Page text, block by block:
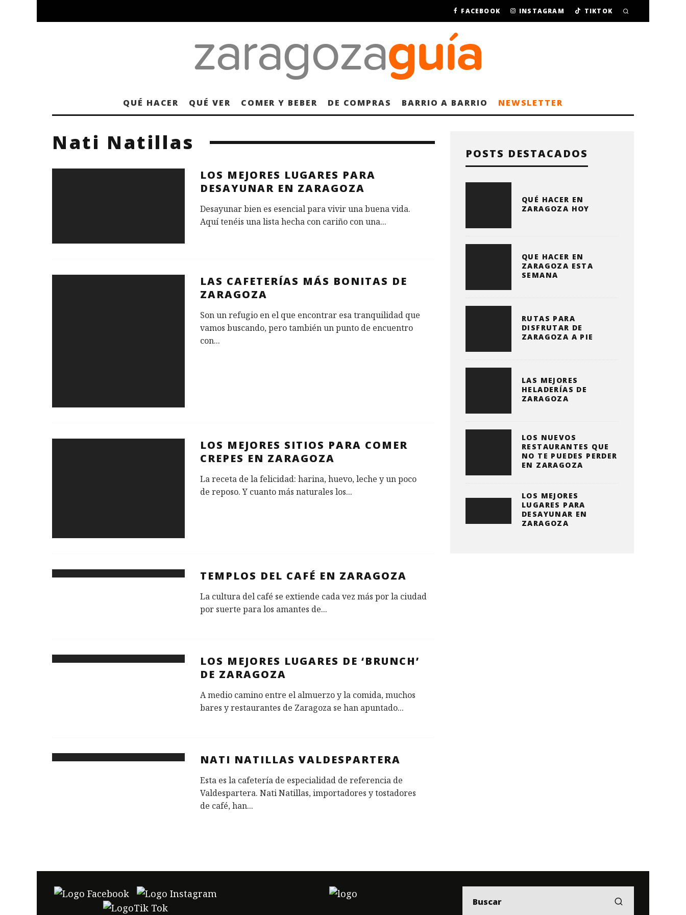
FACEBOOK INSTAGRAM TIKTOK
QUÉ HACER QUÉ VER COMER Y BEBER DE COMPRAS BARRIO A BARRIO NEWSLETTER
Nati Natillas
LOS MEJORES LUGARES PARA
DESAYUNAR EN ZARAGOZA
Desayunar bien es esencial para vivir una buena vida.
Aquí tenéis una lista hecha con cariño con una...
LAS CAFETERÍAS MÁS BONITAS DE
ZARAGOZA
Son un refugio en el que encontrar esa tranquilidad que
vamos buscando, pero también un punto de encuentro
con...
LOS MEJORES SITIOS PARA COMER
CREPES EN ZARAGOZA
La receta de la felicidad: harina, huevo, leche y un poco
de reposo. Y cuanto más naturales los...
TEMPLOS DEL CAFÉ EN ZARAGOZA
La cultura del café se extiende cada vez más por la ciudad
por suerte para los amantes de...
LOS MEJORES LUGARES DE ‘BRUNCH’
DE ZARAGOZA
A medio camino entre el almuerzo y la comida, muchos
bares y restaurantes de Zaragoza se han apuntado...
NATI NATILLAS VALDESPARTERA
Esta es la cafetería de especialidad de referencia de
Valdespartera. Nati Natillas, importadores y tostadores
de café, han...
POSTS DESTACADOS
QUÉ HACER EN
ZARAGOZA HOY
QUE HACER EN
ZARAGOZA ESTA
SEMANA
RUTAS PARA
DISFRUTAR DE
ZARAGOZA A PIE
LAS MEJORES
HELADERÍAS DE
ZARAGOZA
LOS NUEVOS
RESTAURANTES QUE
NO TE PUEDES PERDER
EN ZARAGOZA
LOS MEJORES
LUGARES PARA
DESAYUNAR EN
ZARAGOZA